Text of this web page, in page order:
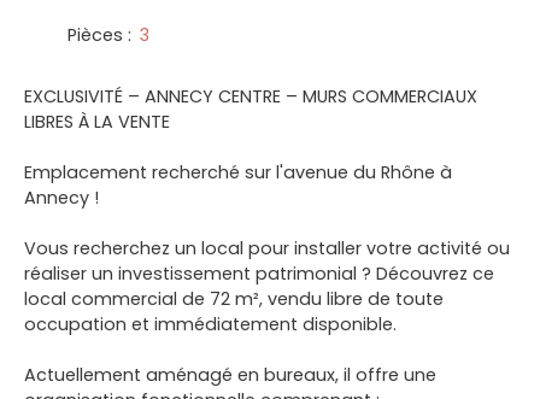
Pièces : 3
EXCLUSIVITÉ – ANNECY CENTRE – MURS COMMERCIAUX
LIBRES À LA VENTE
Emplacement recherché sur l'avenue du Rhône à
Annecy !
Vous recherchez un local pour installer votre activité ou
réaliser un investissement patrimonial ? Découvrez ce
local commercial de 72 m², vendu libre de toute
occupation et immédiatement disponible.
Actuellement aménagé en bureaux, il offre une